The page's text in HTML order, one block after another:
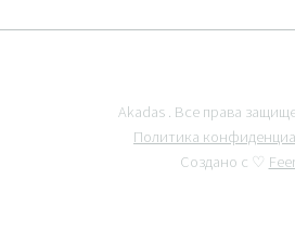
Akadas . Все права
Политика
Создано с ♡